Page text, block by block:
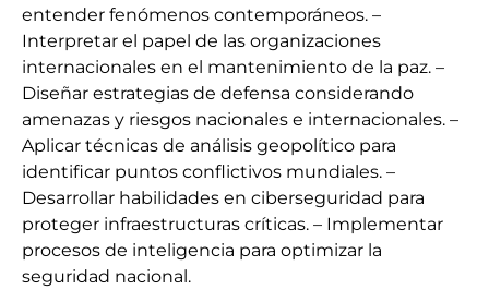
entender fenómenos contemporáneos. –
Interpretar el papel de las organizaciones
internacionales en el mantenimiento de la paz. –
Diseñar estrategias de defensa considerando
amenazas y riesgos nacionales e internacionales. –
Aplicar técnicas de análisis geopolítico para
identificar puntos conflictivos mundiales. –
Desarrollar habilidades en ciberseguridad para
proteger infraestructuras críticas. – Implementar
procesos de inteligencia para optimizar la
seguridad nacional.